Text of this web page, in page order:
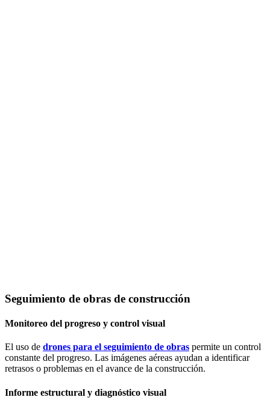
Seguimiento de obras de construcción
Monitoreo del progreso y control visual
El uso de drones para el seguimiento de obras permite un control
constante del progreso. Las imágenes aéreas ayudan a identificar
retrasos o problemas en el avance de la construcción.
Informe estructural y diagnóstico visual